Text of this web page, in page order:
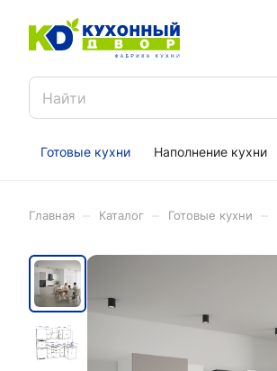
Готовые кухни Наполнение кухни
Главная Каталог Готовые кухни